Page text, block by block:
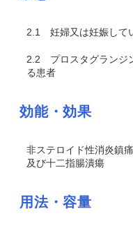
2.1 妊婦又は妊娠して
2.2 プロスタグランジ
る患者
効能・効果
非ステロイド性消炎鎮
及び十二指腸潰瘍
用法・容量